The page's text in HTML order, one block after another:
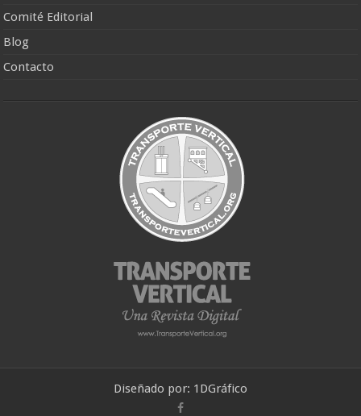
Comité Editorial
Blog
Contacto
Diseñado por: 1DGráfico